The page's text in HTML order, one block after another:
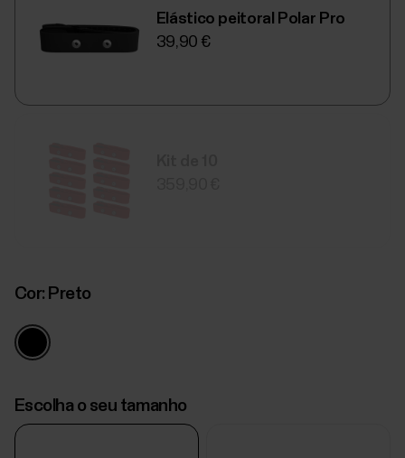
Elástico peitoral Polar Pro
39,90 €
Cor: Preto
Escolha o seu tamanho